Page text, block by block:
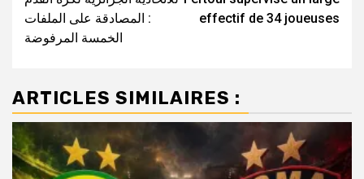
: المصادقة على الملفات
الخمسة المرفوضة
effectif de 34 joueuses
ARTICLES SIMILAIRES :